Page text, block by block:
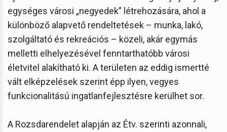
egységes városi „negyedek” létrehozására, ahol a
különböző alapvető rendeltetések – munka, lakó,
szolgáltató és rekreációs – közeli, akár egymás
melletti elhelyezésével fenntarthatóbb városi
életvitel alakítható ki. A területen az eddig ismertté
vált elképzelések szerint épp ilyen, vegyes
funkcionalitású ingatlanfejlesztésre kerülhet sor.
A Rozsdarendelet alapján az Étv. szerinti azonnali,